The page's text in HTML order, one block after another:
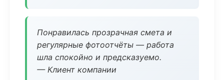
Понравилась прозрачная смета и
регулярные фотоотчёты — работа
шла спокойно и предсказуемо.
— Клиент компании